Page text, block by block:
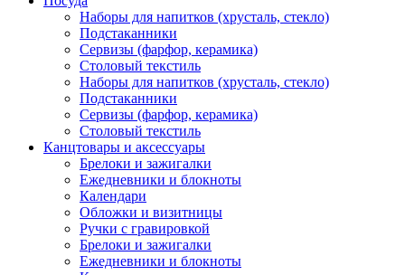
Наборы для напитков (хрусталь, стекло)
Подстаканники
Сервизы (фарфор, керамика)
Столовый текстиль
Наборы для напитков (хрусталь, стекло)
Подстаканники
Сервизы (фарфор, керамика)
Столовый текстиль
Канцтовары и аксессуары
Брелоки и зажигалки
Ежедневники и блокноты
Календари
Обложки и визитницы
Ручки с гравировкой
Брелоки и зажигалки
Ежедневники и блокноты